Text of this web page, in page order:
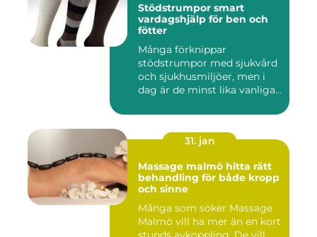
Stödstrumpor smart
vardagshjälp för ben och
fötter
Många förknippar
stödstrumpor med sjukvård
och sjukhusmiljöer, men i
dag är de minst lika vanliga
31. jan
Massage malmö hitta rätt
behandling för både kropp
och sinne
Många som söker Massage
Malmö vill ha mer än en kort